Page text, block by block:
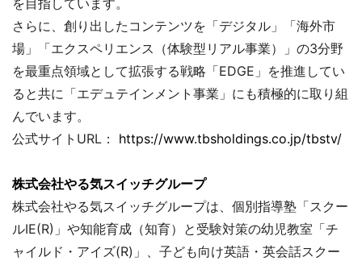
を目指しています。
さらに、創り出したコンテンツを「デジタル」「海外市
場」「エクスペリエンス（体験型リアル事業）」の3分野
を最重点領域として拡張する戦略「EDGE」を推進してい
ると共に「エデュテインメント事業」にも積極的に取り組
んでいます。
公式サイトURL： https://www.tbsholdings.co.jp/tbstv/
株式会社やる気スイッチグループ
株式会社やる気スイッチグループは、個別指導塾「スクー
ルIE(R)」や知能育成（知育）と受験対策の幼児教室「チ
ャイルド・アイズ(R)」、子ども向け英語・英会話スクー